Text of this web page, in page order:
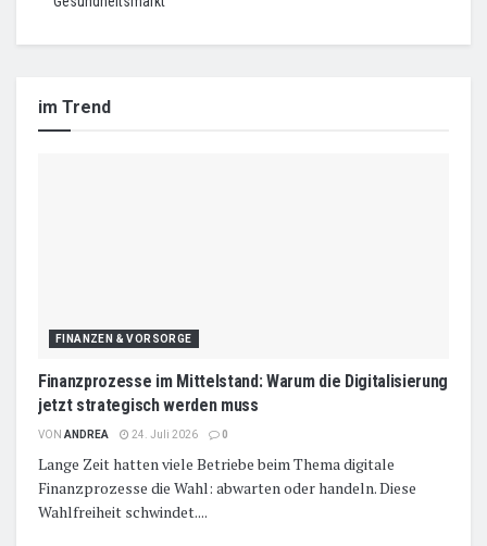
im Trend
FINANZEN & VORSORGE
Finanzprozesse im Mittelstand: Warum die Digitalisierung
jetzt strategisch werden muss
VON ANDREA 24. Juli 2026 0
Lange Zeit hatten viele Betriebe beim Thema digitale
Finanzprozesse die Wahl: abwarten oder handeln. Diese
Wahlfreiheit schwindet....